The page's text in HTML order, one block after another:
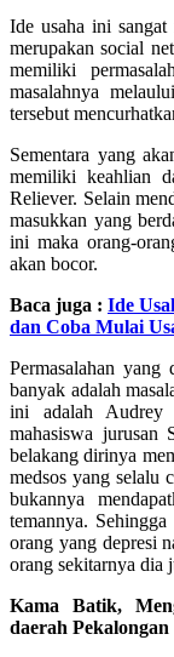
Ide usaha ini
merupakan social
memiliki
masalahnya
tersebut
Sementara yang
memiliki keahlian
Reliever. Selain
masukkan yang
ini maka orang-
akan bocor.
Baca juga : Ide
dan Coba Mulai
Permasalahan
banyak adalah
ini adalah Audrey
mahasiswa jurusan
belakang dirinya
medsos yang selalu
bukannya
temannya.
orang yang depresi
orang sekitarnya dia
Kama Batik,
daerah Pekalongan